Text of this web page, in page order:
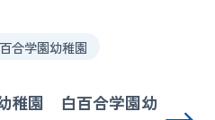
合学園幼稚園
園 白百合学園幼